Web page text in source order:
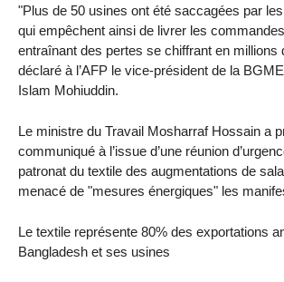
"Plus de 50 usines ont été saccagées par
qui empêchent ainsi de livrer les
entraînant des pertes se chiffrant en millions
déclaré à l’AFP le vice-président de la
Islam Mohiuddin.
Le ministre du Travail Mosharraf Hossain a
communiqué à l’issue d’une réunion
patronat du textile des augmentations de
menacé de "mesures énergiques" les
Le textile représente 80% des exportations
Bangladesh et ses usines